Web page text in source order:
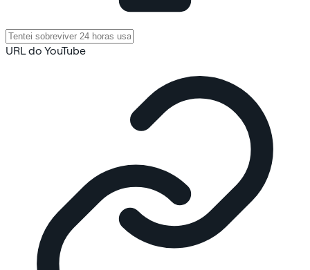
URL do YouTube